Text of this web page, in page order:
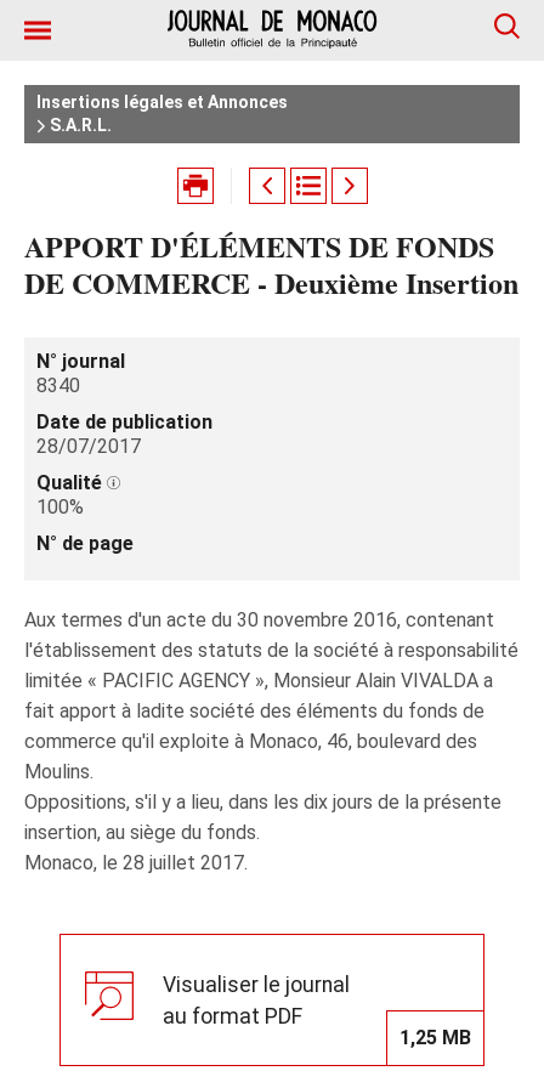
Insertions légales et Annonces
S.A.R.L.
APPORT D'ÉLÉMENTS DE FONDS
DE COMMERCE - Deuxième Insertion
N° journal
8340
Date de publication
28/07/2017
Qualité
100%
N° de page
Aux termes d'un acte du 30 novembre 2016, contenant
l'établissement des statuts de la société à responsabilité
limitée « PACIFIC AGENCY », Monsieur Alain VIVALDA a
fait apport à ladite société des éléments du fonds de
commerce qu'il exploite à Monaco, 46, boulevard des
Moulins.
Oppositions, s'il y a lieu, dans les dix jours de la présente
insertion, au siège du fonds.
Monaco, le 28 juillet 2017.
Visualiser le journal
au format PDF
1,25 MB